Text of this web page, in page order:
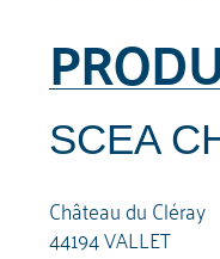
SCEA
Château du Cléray
44194 VALLET